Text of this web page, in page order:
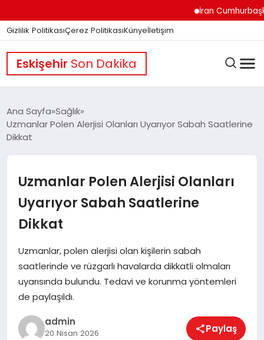
İran Cumhurbaşkanı
Gizlilik PolitikasıÇerez PolitikasıKünyeİletişim
Eskişehir Son Dakika
GÜNDEM
DÜNYA
EĞITIM
EKONOMI
MAGAZIN
Ana Sayfa Sağlık
Uzmanlar Polen Alerjisi Olanları Uyarıyor Sabah Saatlerine
Dikkat
Uzmanlar Polen Alerjisi Olanları
Uyarıyor Sabah Saatlerine
Dikkat
Uzmanlar, polen alerjisi olan kişilerin sabah
saatlerinde ve rüzgarlı havalarda dikkatli olmaları
uyarısında bulundu. Tedavi ve korunma yöntemleri
de paylaşıldı.
admin
20 Nisan 2026 Paylaş